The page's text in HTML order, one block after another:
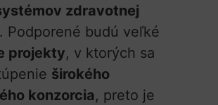
zdravotnej
. Podporené budú veľké
projekty, v ktorých sa
širokého
konzorcia, preto je